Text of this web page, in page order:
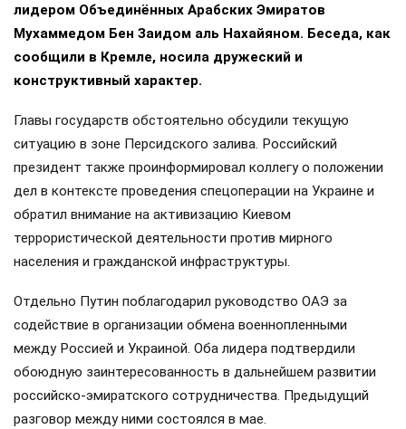
лидером Объединённых Арабских Эмиратов
Мухаммедом Бен Заидом аль Нахайяном. Беседа, как
сообщили в Кремле, носила дружеский и
конструктивный характер.
Главы государств обстоятельно обсудили текущую
ситуацию в зоне Персидского залива. Российский
президент также проинформировал коллегу о положении
дел в контексте проведения спецоперации на Украине и
обратил внимание на активизацию Киевом
террористической деятельности против мирного
населения и гражданской инфраструктуры.
Отдельно Путин поблагодарил руководство ОАЭ за
содействие в организации обмена военнопленными
между Россией и Украиной. Оба лидера подтвердили
обоюдную заинтересованность в дальнейшем развитии
российско-эмиратского сотрудничества. Предыдущий
разговор между ними состоялся в мае.